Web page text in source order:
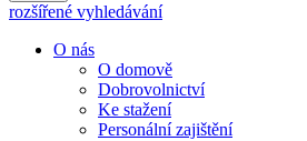
rozšířené vyhledávání
O nás
O domově
Dobrovolnictví
Ke stažení
Personální zajištění